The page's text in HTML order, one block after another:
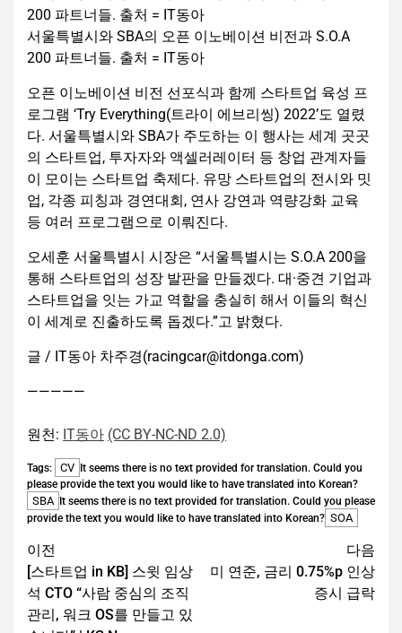
서울특별시와 SBA의 오픈 이노베이션 비전과 S.O.A
200 파트너들. 출처 = IT동아
오픈 이노베이션 비전 선포식과 함께 스타트업 육성 프
로그램 ‘Try Everything(트라이 에브리씽) 2022’도 열렸
다. 서울특별시와 SBA가 주도하는 이 행사는 세계 곳곳
의 스타트업, 투자자와 액셀러레이터 등 창업 관계자들
이 모이는 스타트업 축제다. 유망 스타트업의 전시와 밋
업, 각종 피칭과 경연대회, 연사 강연과 역량강화 교육
등 여러 프로그램으로 이뤄진다.
오세훈 서울특별시 시장은 “서울특별시는 S.O.A 200을
통해 스타트업의 성장 발판을 만들겠다. 대·중견 기업과
스타트업을 잇는 가교 역할을 충실히 해서 이들의 혁신
이 세계로 진출하도록 돕겠다.”고 밝혔다.
글 / IT동아 차주경(racingcar@itdonga.com)
—————
원천: IT동아 (CC BY-NC-ND 2.0)
Tags: CV
It seems there is no text provided for translation. Could you
please provide the text you would like to have translated into Korean?
SBA
It seems there is no text provided for translation. Could you please
provide the text you would like to have translated into Korean? SOA
이전
[스타트업 in KB] 스윗 임상
석 CTO “사람 중심의 조직
관리, 워크 OS를 만들고 있
다음
미 연준, 금리 0.75%p 인상
증시 급락